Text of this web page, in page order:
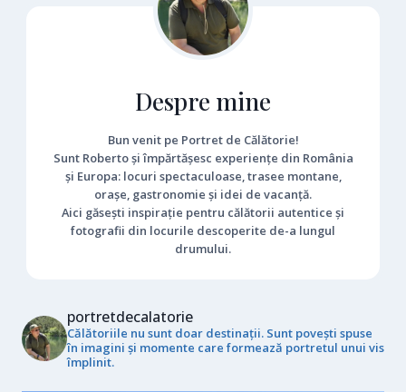
Despre mine
Bun venit pe Portret de Călătorie!
Sunt Roberto și împărtășesc experiențe din România
și Europa: locuri spectaculoase, trasee montane,
orașe, gastronomie și idei de vacanță.
Aici găsești inspirație pentru călătorii autentice și
fotografii din locurile descoperite de-a lungul
drumului.
portretdecalatorie
Călătoriile nu sunt doar destinații. Sunt povești spuse
în imagini și momente care formează portretul unui vis
împlinit.